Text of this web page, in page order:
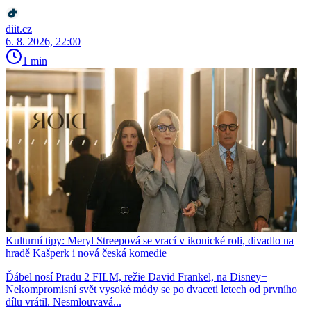
diit.cz
6. 8. 2026, 22:00
1 min
Kulturní tipy: Meryl Streepová se vrací v ikonické roli, divadlo na
hradě Kašperk i nová česká komedie
Ďábel nosí Pradu 2 FILM, režie David Frankel, na Disney+
Nekompromisní svět vysoké módy se po dvaceti letech od prvního
dílu vrátil. Nesmlouvavá...